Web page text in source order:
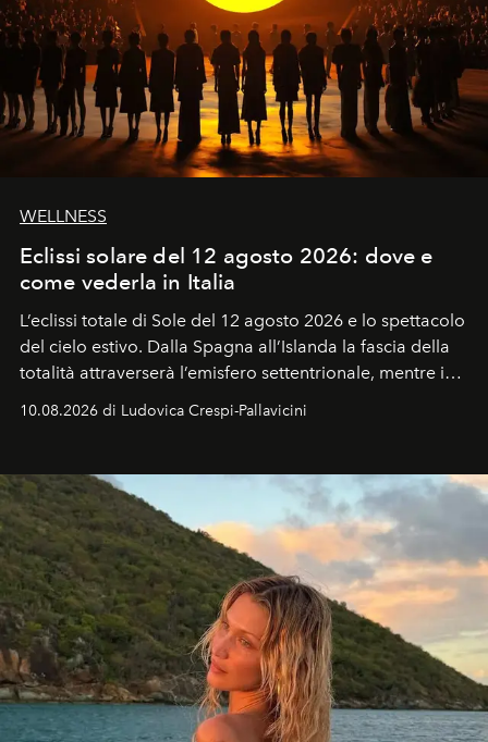
WELLNESS
Eclissi solare del 12 agosto 2026: dove e
come vederla in Italia
L’eclissi totale di Sole del 12 agosto 2026 e lo spettacolo
del cielo estivo. Dalla Spagna all’Islanda la fascia della
totalità attraverserà l’emisfero settentrionale, mentre in
Italia il fenomeno sarà parziale ma particolarmente
spettacolare al Nord. Orari, città favorite e regole per
10.08.2026 di Ludovica Crespi-Pallavicini